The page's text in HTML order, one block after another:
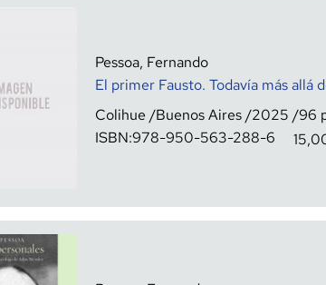
Pessoa, Fernando
El primer Fausto. Todavía más allá
Colihue
Buenos Aires 2025 96
ISBN:978-950-563-288-6